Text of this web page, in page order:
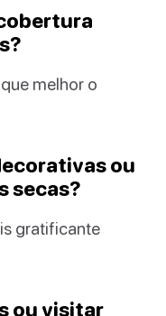
melhor o
ou
secas?
gratificante
ou visitar